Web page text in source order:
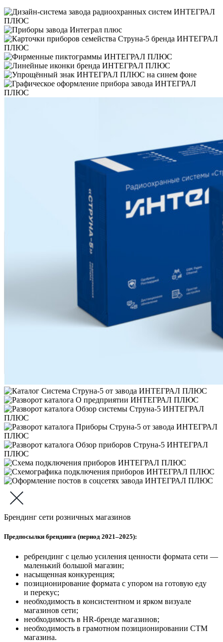
Брендинг сети розничных магазинов
Предпосылки брендинга (период 2021–2025):
ребрендинг с целью усиления ценности формата сети —
маленький большой магазин;
насыщенная конкуренция;
позиционирование формата с упором на готовую еду
и перекус;
необходимость в консистентном и ярком визуале
магазинов сети;
необходимость в HR-бренде магазинов;
необходимость в грамотном позиционировании СТМ
магазина.